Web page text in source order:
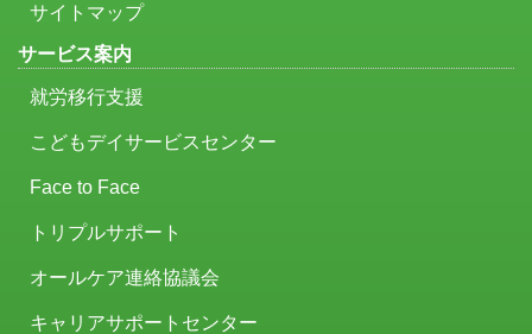
サイトマップ
サービス案内
就労移行支援
こどもデイサービスセンター
Face to Face
トリプルサポート
オールケア連絡協議会
キャリアサポートセンター